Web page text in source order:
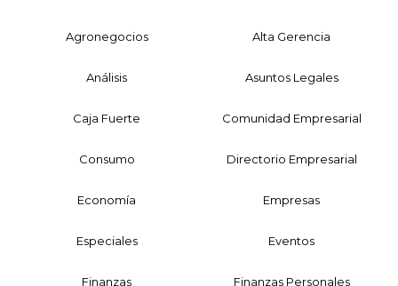
Agronegocios Alta Gerencia
Análisis Asuntos Legales
Caja Fuerte Comunidad Empresarial
Consumo Directorio Empresarial
Economía Empresas
Especiales Eventos
Finanzas Finanzas Personales